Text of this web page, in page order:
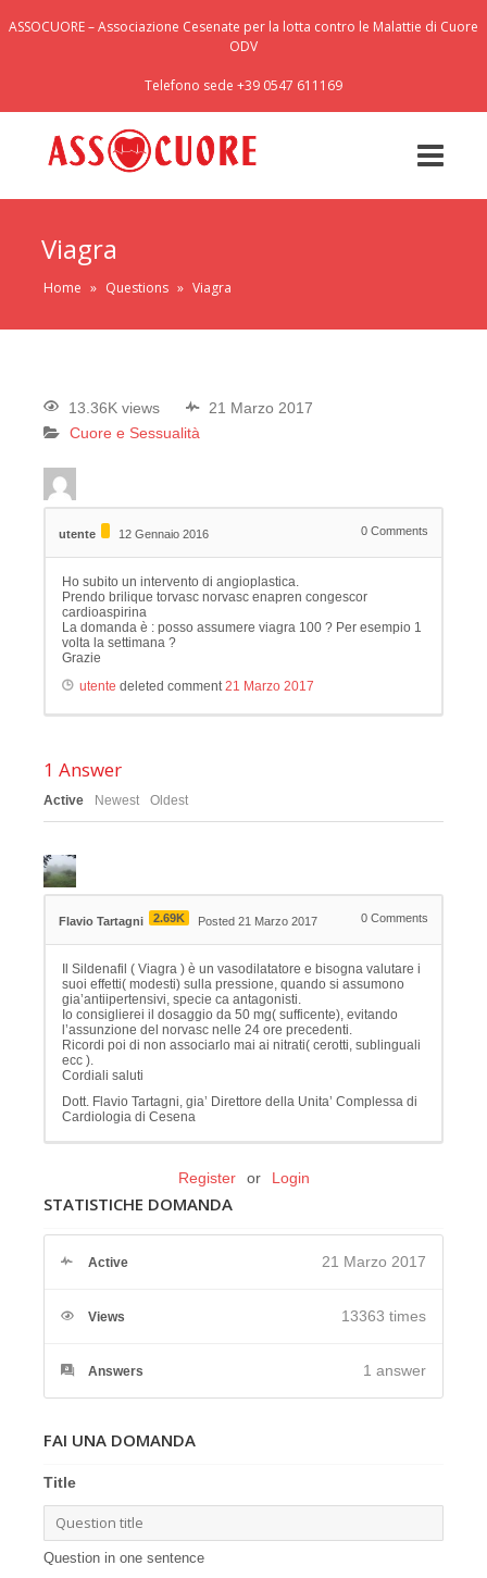
ASSOCUORE – Associazione Cesenate per la lotta contro le Malattie di Cuore
ODV
Telefono sede +39 0547 611169
Viagra
Home » Questions » Viagra
13.36K views
21 Marzo 2017
Cuore e Sessualità
utente 12 Gennaio 2016 0 Comments
Ho subito un intervento di angioplastica.
Prendo brilique torvasc norvasc enapren congescor
cardioaspirina
La domanda è : posso assumere viagra 100 ? Per esempio 1
volta la settimana ?
Grazie
utente deleted comment 21 Marzo 2017
1 Answer
Active Newest Oldest
Flavio Tartagni 2.69K Posted 21 Marzo 2017 0 Comments
Il Sildenafil ( Viagra ) è un vasodilatatore e bisogna valutare i
suoi effetti( modesti) sulla pressione, quando si assumono
gia’antiipertensivi, specie ca antagonisti.
Io consiglierei il dosaggio da 50 mg( sufficente), evitando
l’assunzione del norvasc nelle 24 ore precedenti.
Ricordi poi di non associarlo mai ai nitrati( cerotti, sublinguali
ecc ).
Cordiali saluti
Dott. Flavio Tartagni, gia’ Direttore della Unita’ Complessa di
Cardiologia di Cesena
Register or Login
STATISTICHE DOMANDA
Active 21 Marzo 2017
Views 13363 times
Answers 1 answer
FAI UNA DOMANDA
Title
Question in one sentence